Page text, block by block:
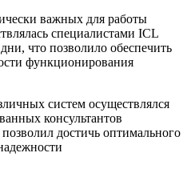
важных для работы
специалистами ICL
что позволило обеспечить
функционирования
систем осуществлялся
консультантов
достичь оптимального